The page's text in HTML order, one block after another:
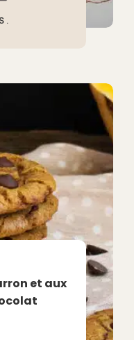
.
et aux